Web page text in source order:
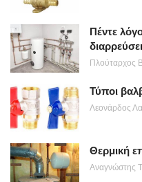
Πέντε
Πλούταρχος
Τύποι
Λεονάρδος
Θερμική
Αναγνώστης